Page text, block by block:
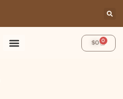
$0 0
Cart